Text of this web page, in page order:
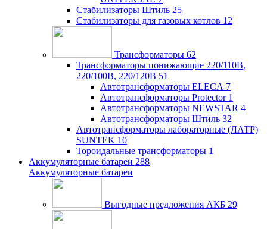
Стабилизаторы Штиль 25
Стабилизаторы для газовых котлов 12
Трансформаторы 62
Трансформаторы понижающие 220/110В,
220/100В, 220/120В 51
Автотрансформаторы ELECA 7
Автотрансформаторы Protector 1
Автотрансформаторы NEWSTAR 4
Автотрансформаторы Штиль 32
Автотрансформаторы лабораторные (ЛАТР)
SUNTEK 10
Тороидальные трансформаторы 1
Аккумуляторные батареи 288
Аккумуляторные батареи
Выгодные предложения АКБ 29